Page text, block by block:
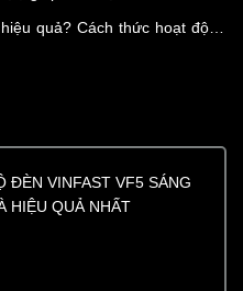
quả? Cách thức hoạt động
ĐÈN VINFAST VF5 SÁNG
HIỆU QUẢ NHẤT